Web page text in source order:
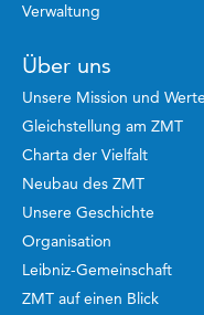
Verwaltung
Über uns
Unsere Mission und Werte
Gleichstellung am ZMT
Charta der Vielfalt
Neubau des ZMT
Unsere Geschichte
Organisation
Leibniz-Gemeinschaft
ZMT auf einen Blick